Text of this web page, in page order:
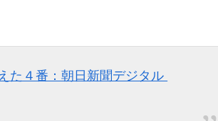
た４番：朝日新聞デジタル